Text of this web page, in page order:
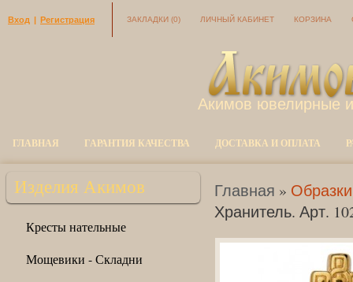
Вход | Регистрация ЗАКЛАДКИ (0) ЛИЧНЫЙ КАБИНЕТ КОРЗИНА
Акимов ювелирные
ГЛАВНАЯ ГАРАНТИЯ КАЧЕСТВА ДОСТАВКА И ОПЛАТА
Изделия Акимов
Кресты нательные
Мощевики - Складни
Главная » Образки
Хранитель. Арт.